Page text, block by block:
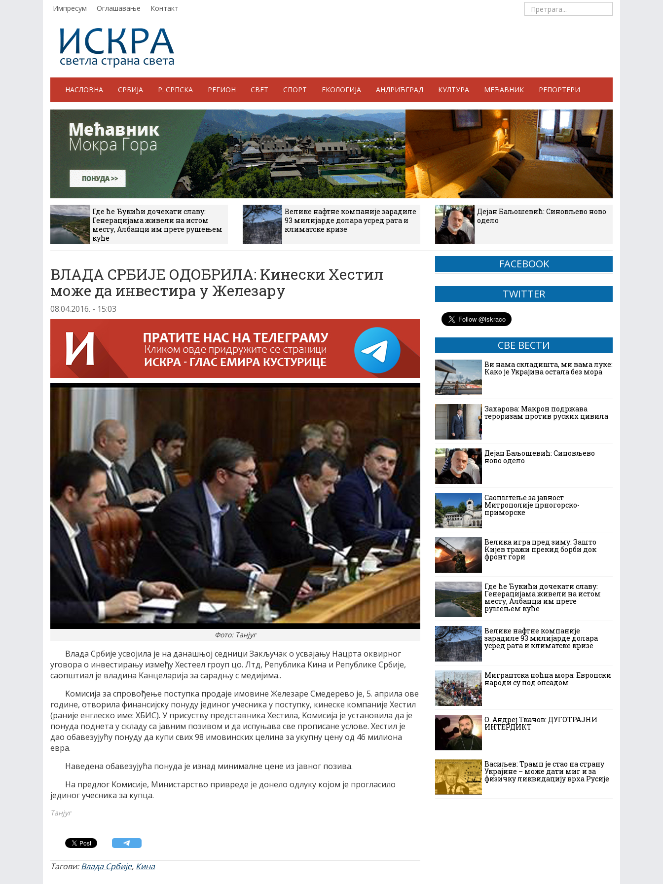
Импресум Оглашавање Контакт
НАСЛОВНА СРБИЈА Р. СРПСКА РЕГИОН СВЕТ СПОРТ ЕКОЛОГИЈА АНДРИЋГРАД КУЛТУРА МЕЋАВНИК РЕПОРТЕРИ
Где ће Ђукићи дочекати славу:
Генерацијама живели на истом
месту, Албанци им прете рушењем
куће
Велике нафтне компаније зарадиле
93 милијарде долара усред рата и
климатске кризе
Дејан Баљошевић: Синовљево ново
одело
ВЛАДА СРБИЈЕ ОДОБРИЛА: Kинески Хестил
може да инвестира у Железару
08.04.2016. - 15:03
Фото: Танјуг
Влада Србиjе усвоjила jе на данашњоj седници Закључак о усваjању Нацрта оквирног
уговора о инвестирању између Хестеел гроуп цо. Лтд, Република Kина и Републике Србиjе,
саопштиал jе владина Kанцелариjа за сарадњу с медиjима..
Kомисиjа за спровођење поступка продаjе имовине Железаре Смедерево jе, 5. априла ове
године, отворила финансиjску понуду jединог учесника у поступку, кинеске компаниjе Хестил
(раниjе енглеско име: ХБИС). У присуству представника Хестила, Kомисиjа jе установила да jе
понуда поднета у складу са jавним позивом и да испуњава све прописане услове. Хестил jе
дао обавезуjућу понуду да купи свих 98 имовинских целина за укупну цену од 46 милиона
евра.
Наведена обавезуjућа понуда jе изнад минималне цене из jавног позива.
На предлог Kомисиjе, Mинистарство привреде jе донело одлуку коjом jе прогласило
jединог учесника за купца.
Танјуг
Тагови:Влада Србије, Кина
FACEBOOK
TWITTER
СВЕ ВЕСТИ
Ви нама складишта, ми вама луке:
Како је Украјина остала без мора
Захарова: Макрон подржава
тероризам против руских цивила
Дејан Баљошевић: Синовљево
ново одело
Саопштење за јавност
Митрополије црногорско-
приморске
Велика игра пред зиму: Зашто
Кијев тражи прекид борби док
фронт гори
Где ће Ђукићи дочекати славу:
Генерацијама живели на истом
месту, Албанци им прете
рушењем куће
Велике нафтне компаније
зарадиле 93 милијарде долара
усред рата и климатске кризе
Мигрантска ноћна мора: Европски
народи су под опсадом
О. Андреј Ткачов: ДУГОТРАЈНИ
ИНТЕРДИКТ
Васиљев: Трамп је стао на страну
Украјине – може дати миг и за
физичку ликвидацију врха Русије